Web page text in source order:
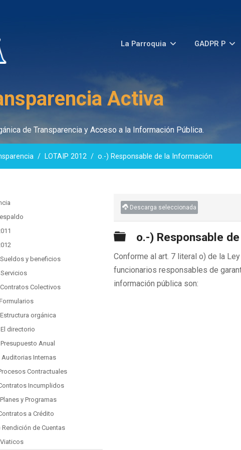
La Parroquia GADPR P
Activa
de Transparencia y Acceso a la Información Pública.
LOTAIP 2012 o.-) Responsable de la Información
y beneficios
Colectivos
orgánica
directorio
Anual
Auditorias Internas
Contractuales
Incumplidos
y Programas
a Crédito
Rendición de Cuentas
Descarga seleccionada
Carpeta
o.-) Responsable
Conforme al art. 7 literal o) de la
funcionarios responsables de
información pública son: